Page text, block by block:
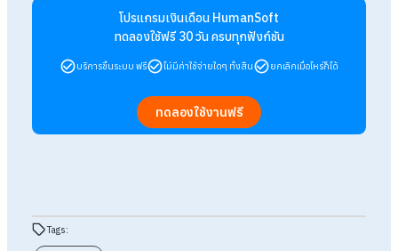
สรุป ระบบอนุมัติเอกสารออนไลน์ 5 ขั้นที่
การอนุมัติเอกสารในองค์กรต้องคำนึงถึงถูกต้อง โปร่งใส และคว